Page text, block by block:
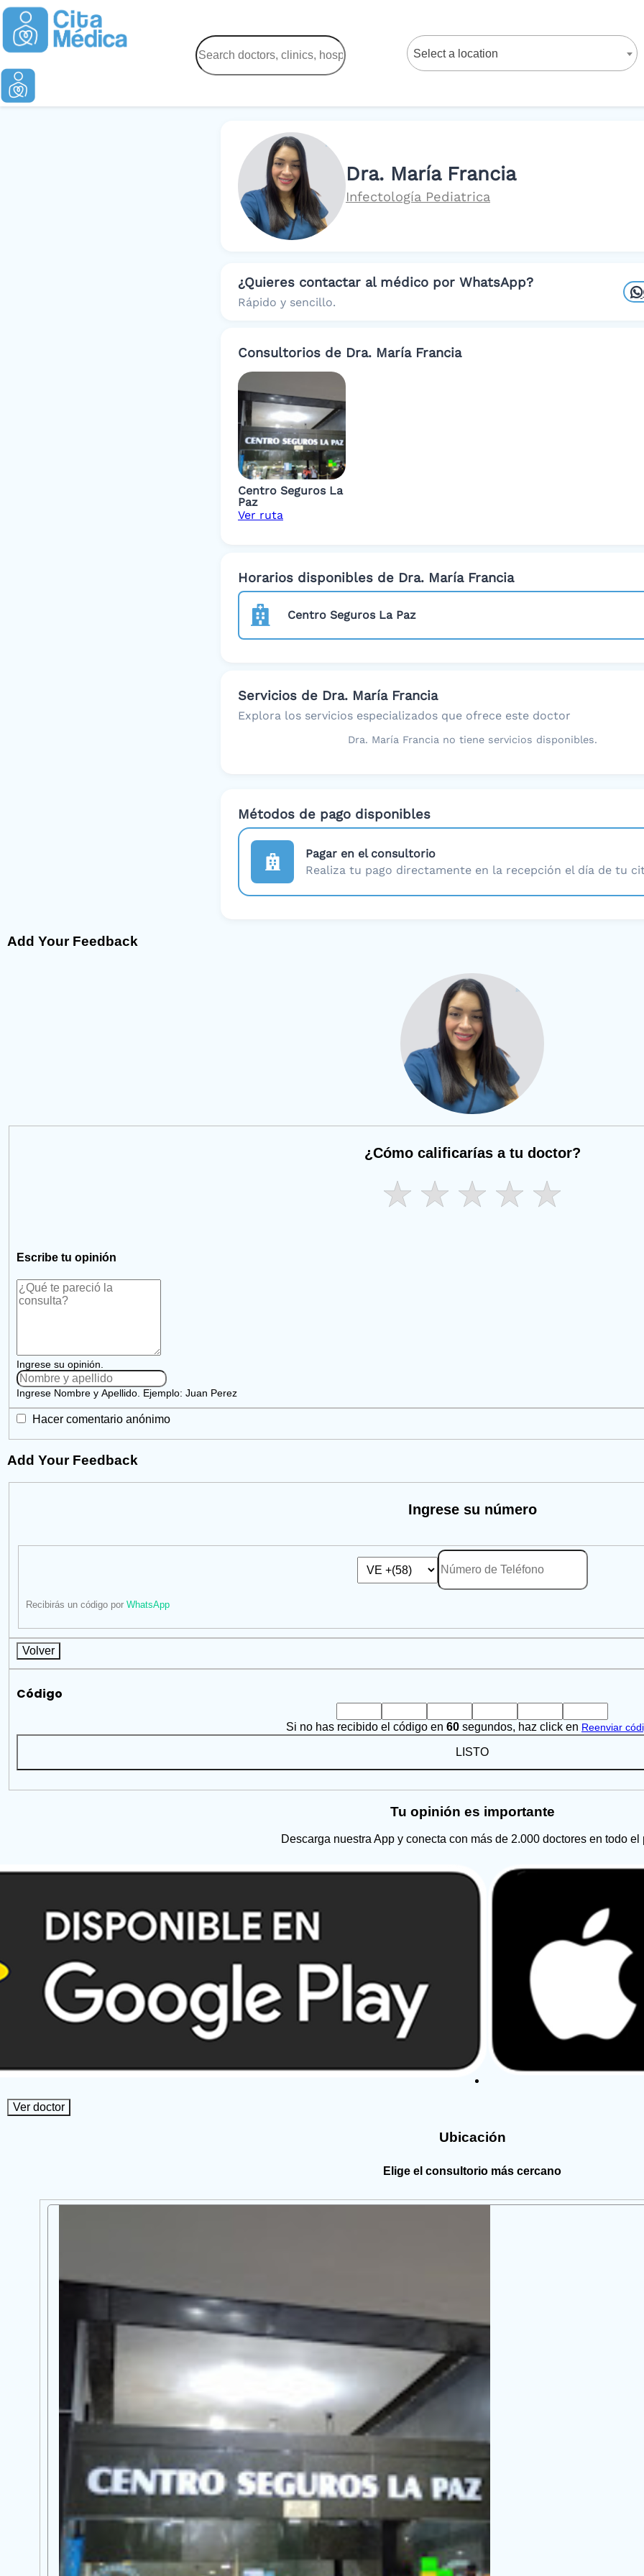
Select a location
Dra. María Francia
Infectología Pediatrica
¿Quieres contactar al médico por WhatsApp?
Rápido y sencillo.
Consultorios de Dra. María Francia
Centro Seguros La
Paz
Ver ruta
Horarios disponibles de Dra. María Francia
Centro Seguros La Paz
Servicios de Dra. María Francia
Explora los servicios especializados que ofrece este doctor
Dra. María Francia no tiene servicios disponibles.
Métodos de pago disponibles
Pagar en el consultorio
Realiza tu pago directamente en la recepción el día de tu
Add Your Feedback
¿Cómo calificarías a tu doctor?
Escribe tu opinión
Ingrese su opinión.
Ingrese Nombre y Apellido. Ejemplo: Juan Perez
Hacer comentario anónimo
Add Your Feedback
Ingrese su número
Recibirás un código por WhatsApp
Volver
Código
Si no has recibido el código en 60 segundos, haz click en Reenviar
LISTO
Tu opinión es importante
Descarga nuestra App y conecta con más de 2.000 doctores en todo el
Ver doctor
Ubicación
Elige el consultorio más cercano